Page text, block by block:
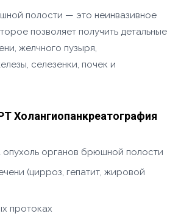
полости — это неинвазивное
позволяет получить детальные
желчного пузыря,
селезенки, почек и
Холангиопанкреатография
органов брюшной полости
(цирроз, гепатит, жировой
протоках